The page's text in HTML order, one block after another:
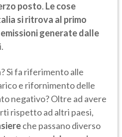
posto. Le cose
si ritrova al primo
generate dalle
Si fa riferimento alle
e rifornimento delle
negativo? Oltre ad avere
rispetto ad altri paesi,
che passano diverso